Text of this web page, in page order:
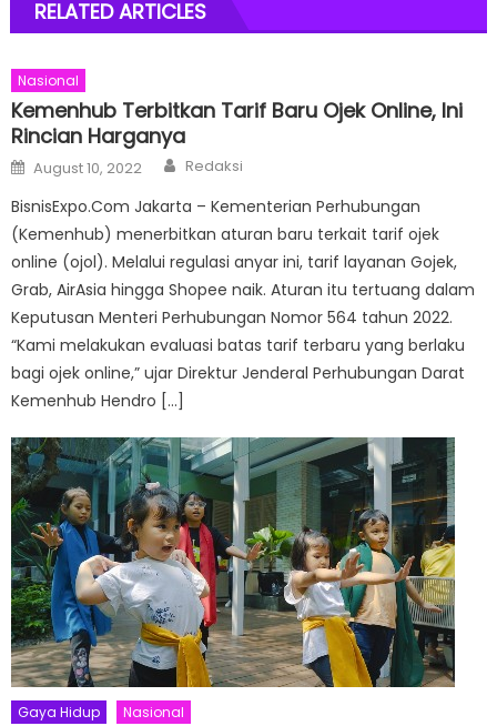
RELATED ARTICLES
Nasional
Kemenhub Terbitkan Tarif Baru Ojek Online, Ini
Rincian Harganya
Posted
on
August 10, 2022 Author
Redaksi
BisnisExpo.Com Jakarta – Kementerian Perhubungan
(Kemenhub) menerbitkan aturan baru terkait tarif ojek
online (ojol). Melalui regulasi anyar ini, tarif layanan Gojek,
Grab, AirAsia hingga Shopee naik. Aturan itu tertuang dalam
Keputusan Menteri Perhubungan Nomor 564 tahun 2022.
“Kami melakukan evaluasi batas tarif terbaru yang berlaku
bagi ojek online,” ujar Direktur Jenderal Perhubungan Darat
Kemenhub Hendro […]
Gaya Hidup Nasional